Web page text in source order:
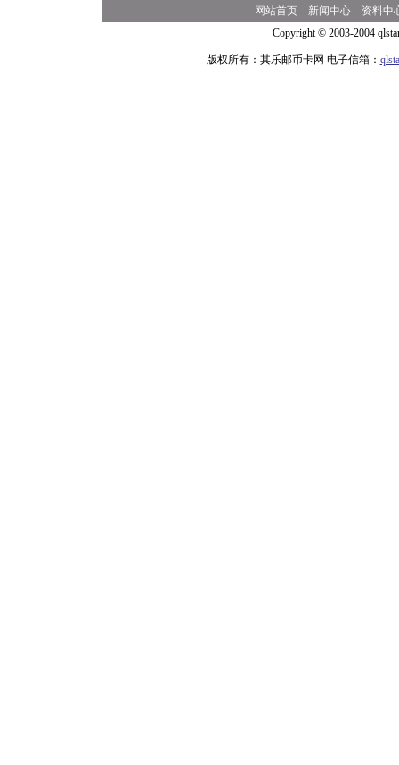
网站首页 新闻中心
资料中
Copyright © 2003-2004
版权所有：其乐邮币卡网 电子信箱：